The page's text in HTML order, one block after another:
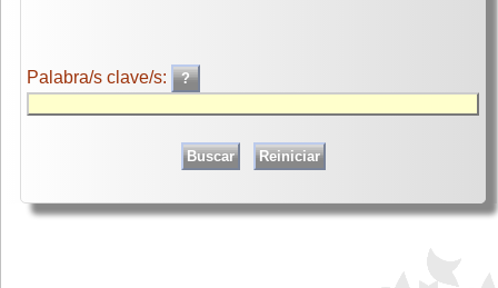
Palabra/s clave/s: